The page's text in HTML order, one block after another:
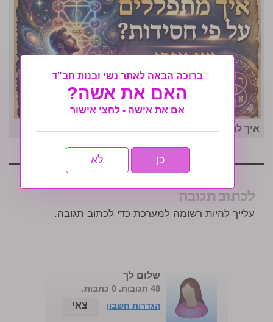
איך לרדת במשקל בזמן קצר
לכתוב תגובה
עלייך להיות רשומה למערכת כדי לכתוב תגובה.
שלום לך
48 תגובות. 0 כתבות.
הגדרות חשבון
צאי
ברוכה הבאה לאתר נשי ובנות חב"ד
האם את אשה?
אם את אישה - לחצי אישור
כן לא